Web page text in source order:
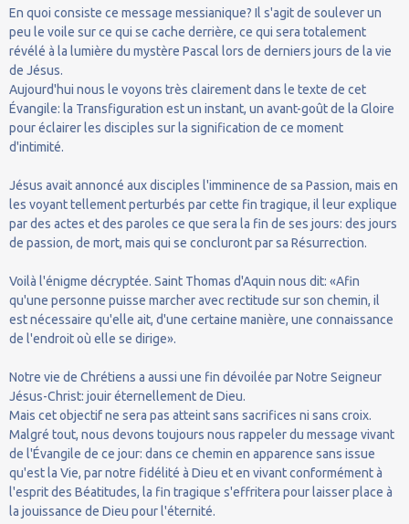
En quoi consiste ce message messianique? Il s'agit de soulever un
peu le voile sur ce qui se cache derrière, ce qui sera totalement
révélé à la lumière du mystère Pascal lors de derniers jours de la vie
de Jésus.
Aujourd'hui nous le voyons très clairement dans le texte de cet
Évangile: la Transfiguration est un instant, un avant-goût de la Gloire
pour éclairer les disciples sur la signification de ce moment
d'intimité.
Jésus avait annoncé aux disciples l'imminence de sa Passion, mais en
les voyant tellement perturbés par cette fin tragique, il leur explique
par des actes et des paroles ce que sera la fin de ses jours: des jours
de passion, de mort, mais qui se concluront par sa Résurrection.
Voilà l'énigme décryptée. Saint Thomas d'Aquin nous dit: «Afin
qu'une personne puisse marcher avec rectitude sur son chemin, il
est nécessaire qu'elle ait, d'une certaine manière, une connaissance
de l'endroit où elle se dirige».
Notre vie de Chrétiens a aussi une fin dévoilée par Notre Seigneur
Jésus-Christ: jouir éternellement de Dieu.
Mais cet objectif ne sera pas atteint sans sacrifices ni sans croix.
Malgré tout, nous devons toujours nous rappeler du message vivant
de l'Évangile de ce jour: dans ce chemin en apparence sans issue
qu'est la Vie, par notre fidélité à Dieu et en vivant conformément à
l'esprit des Béatitudes, la fin tragique s'effritera pour laisser place à
la jouissance de Dieu pour l'éternité.